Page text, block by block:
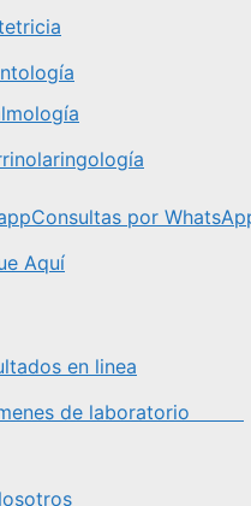
Consultas por
Aquí
en linea
de laboratorio